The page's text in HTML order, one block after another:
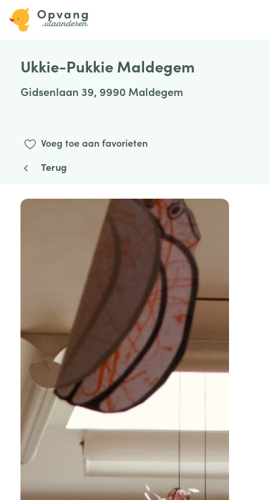
Ukkie-Pukkie Maldegem
Gidsenlaan 39, 9990 Maldegem
Voeg toe aan favorieten
Terug